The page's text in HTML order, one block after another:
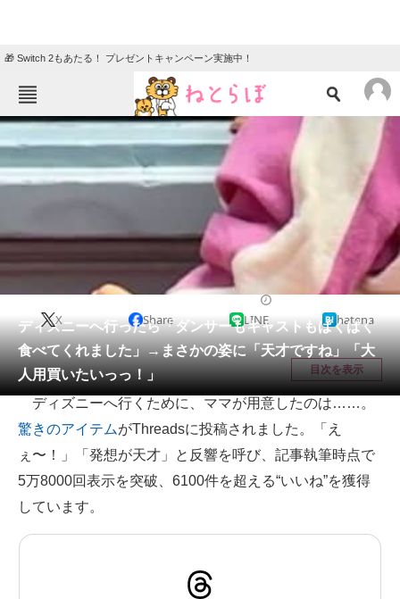
🎁 Switch 2もあたる！ プレゼントキャンペーン実施中！
ねとらぼメニュー
TOP ニュース
エンタメ クイズ
地域
教育・育児
リサーチ
会員記事
メディア
注目記事を集めた総合ページ
ITの今と未来を見通す
スマホと通信の最新トレンド
進化するPCとデバイスの未来
ディズニーへ行ったら「ダンサーもキャストもぱくぱく
食べてくれました」→まさかの姿に「天才ですね」「大
人用買いたいっっ！」
X Share LINE hatena
目次を表示
ディズニーへ行くために、ママが用意したのは……。
驚きのアイテムがThreadsに投稿されました。「え
ぇ〜！」「発想が天才」と反響を呼び、記事執筆時点で
5万8000回表示を突破、6100件を超える“いいね”を獲得
しています。